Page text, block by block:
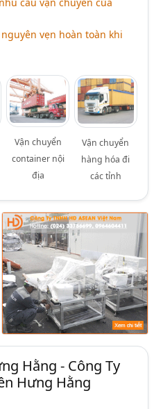
vẹn hoàn toàn khi
Vận chuyển
container nội
địa
Vận chuyển
hàng hóa đi
các tỉnh
Hằng - Công Ty
Hưng Hằng